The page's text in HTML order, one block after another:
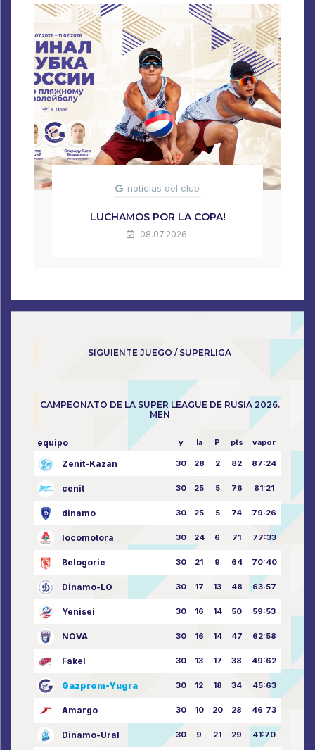
noticias del club
LUCHAMOS POR LA COPA!
08.07.2026
SIGUIENTE JUEGO / SUPERLIGA
CAMPEONATO DE LA SUPER LEAGUE DE RUSIA 2026.
MEN
equipo y la P pts vapor
Zenit-Kazan 30 28 2 82 87:24
cenit 30 25 5 76 81:21
dinamo 30 25 5 74 79:26
locomotora 30 24 6 71 77:33
Belogorie 30 21 9 64 70:40
Dinamo-LO 30 17 13 48 63:57
Yenisei 30 16 14 50 59:53
NOVA 30 16 14 47 62:58
Fakel 30 13 17 38 49:62
Gazprom-Yugra 30 12 18 34 45:63
Amargo 30 10 20 28 46:73
Dinamo-Ural 30 9 21 29 41:70